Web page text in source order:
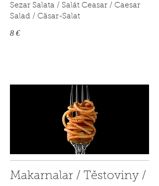
Sezar Salata / Salát Ceasar / Caesar
Salad / Cäsar-Salat
8 €
Makarnalar / Těstoviny /